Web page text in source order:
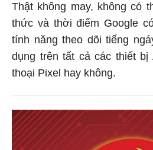
Thật không may, không có
thức và thời điểm Google
tính năng theo dõi tiếng
dụng trên tất cả các thiết bị
thoại Pixel hay không.